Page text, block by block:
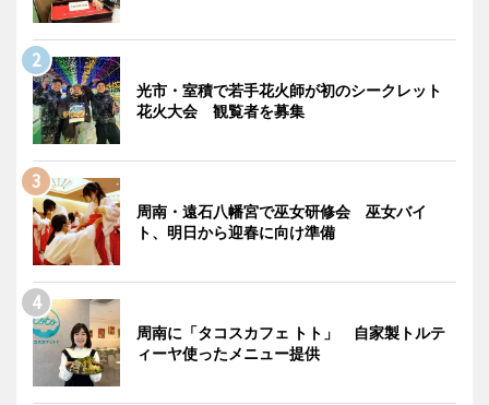
光市・室積で若手花火師が初のシークレット
花火大会 観覧者を募集
周南・遠石八幡宮で巫女研修会 巫女バイ
ト、明日から迎春に向け準備
周南に「タコスカフェ トト」 自家製トルテ
ィーヤ使ったメニュー提供